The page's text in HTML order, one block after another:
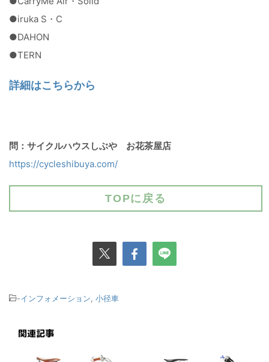
●iruka S・C
●DAHON
●TERN
詳細はこちらから
問：サイクルハウスしぶや お花茶屋店
https://cycleshibuya.com/
TOPに戻る
-インフォメーション 小径車
関連記事